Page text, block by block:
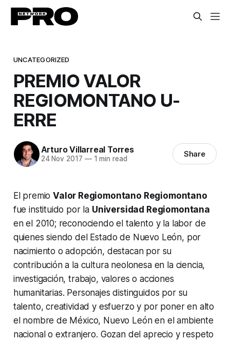
UNCATEGORIZED
PREMIO VALOR
REGIOMONTANO U-
ERRE
Arturo Villarreal Torres
24 Nov 2017 —1 min read Share
El premioValor Regiomontano Regiomontano
fue instituido por la Universidad Regiomontana
en el 2010; reconociendo el talento y la labor de
quienes siendo del Estado de Nuevo León, por
nacimiento o adopción, destacan por su
contribución a la cultura neolonesa en la ciencia,
investigación, trabajo, valores o acciones
humanitarias. Personajes distinguidos por su
talento, creatividad y esfuerzo y por poner en alto
el nombre de México, Nuevo León en el ambiente
nacional o extranjero. Gozan del aprecio y respeto